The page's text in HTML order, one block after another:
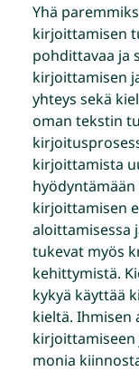
Yhä
kirjoittamisen
pohdittavaa ja
kirjoittamisen
yhteys sekä
oman tekstin
kirjoittamista
kirjoittamisen
aloittamisessa
tukevat myös
kehittymistä.
kykyä käyttää
kieltä. Ihmisen
monia